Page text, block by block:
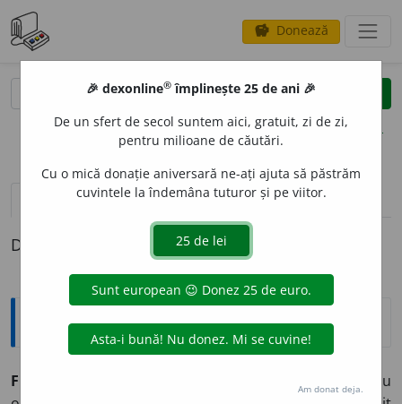
savings Donează
clear
opțiuni
definiții (1) pronunțievolume_up (12)
Definiția cu ID-ul 873464:
Explicative DEX
FORTIFIC
(Despre oameni) Cu
🎉 dexonline® împlinește 25 de ani 🎉
De un sfert de secol suntem aici, gratuit, zi de zi,
pentru milioane de căutări.
Cu o mică donație aniversară ne-ați ajuta să păstrăm
cuvintele la îndemâna tuturor și pe viitor.
Am donat deja.